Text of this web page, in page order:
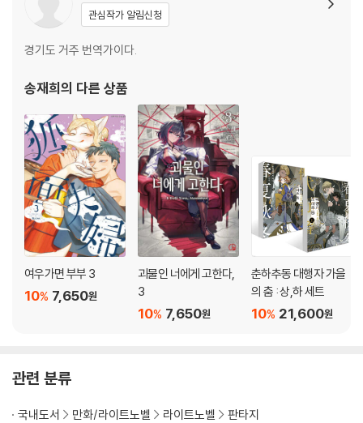
관심작가 알림신청
경기도 거주 번역가이다.
송재희의 다른 상품
여우가면 부부 3
7,650원
10%
괴물인 너에게 고한다,
3
7,650원
10%
춘하추동 대행자 가을
의 춤 : 상,하 세트
21,600원
10%
관련 분류
국내도서 만화/라이트노벨 라이트노벨 판타지